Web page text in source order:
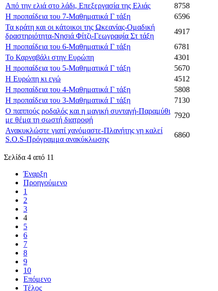
Από την ελιά στο λάδι, Επεξεργασία της Ελιάς
8758
Η προπαίδεια του 7-Μαθηματικά Γ τάξη
6596
Τα κράτη και οι κάτοικοι της Ωκεανίας-Oμαδική
δραστηριότητα-Νησιά Φίτζι-Γεωγραφία Στ τάξη
4917
Η προπαίδεια του 6-Μαθηματικά Γ τάξη
6781
Το Καρναβάλι στην Ευρώπη
4301
Η προπαίδεια του 5-Μαθηματικά Γ τάξη
5670
Η Ευρώπη κι εγώ
4512
Η προπαίδεια του 4-Μαθηματικά Γ τάξη
5808
Η προπαίδεια του 3-Μαθηματικά Γ τάξη
7130
Ο παππούς ροδαλός και η μαγική συνταγή-Παραμύθι
με θέμα τη σωστή διατροφή
7920
Ανακυκλώστε γιατί χανόμαστε-Πλανήτης γη καλεί
S.O.S-Πρόγραμμα ανακύκλωσης
6860
Σελίδα 4 από 11
Έναρξη
Προηγούμενο
1
2
3
4
5
6
7
8
9
10
Επόμενο
Τέλος